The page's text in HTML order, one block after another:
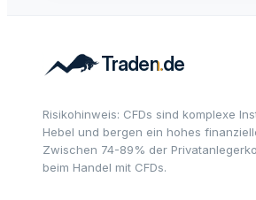
Risikohinweis: CFDs sind komplexe
Hebel und bergen ein hohes
Zwischen 74-89% der
beim Handel mit CFDs.